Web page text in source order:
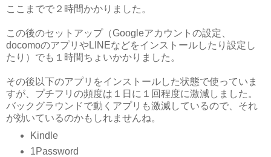
ここまでで２時間かかりました。
この後のセットアップ（Googleアカウントの設定、
docomoのアプリやLINEなどをインストールしたり設定し
たり）でも１時間ちょいかかりました。
その後以下のアプリをインストールした状態で使っていま
すが、プチフリの頻度は１日に１回程度に激減しました。
バックグラウンドで動くアプリも激減しているので、それ
が効いているのかもしれませんね。
Kindle
1Password